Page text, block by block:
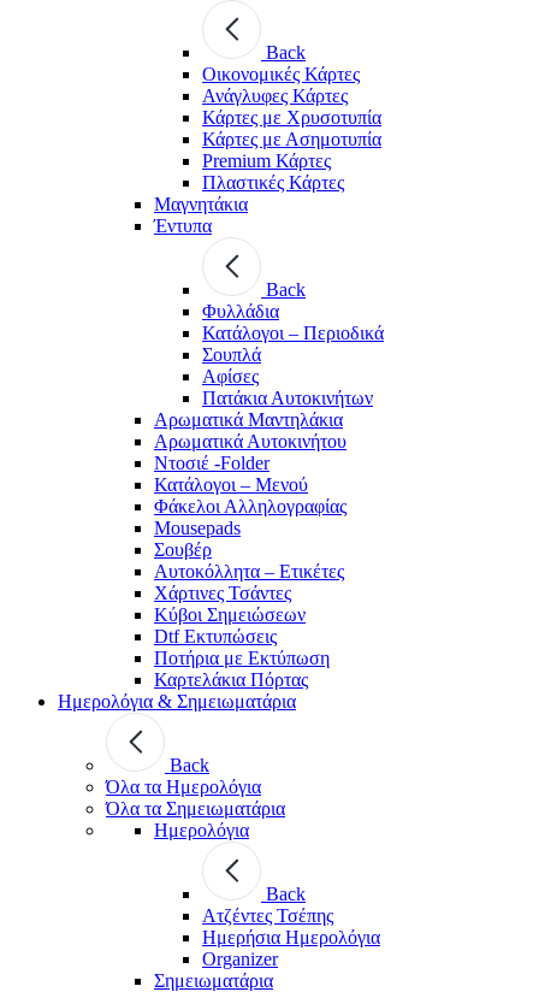
Back
Οικονομικές Κάρτες
Ανάγλυφες Κάρτες
Κάρτες με Χρυσοτυπία
Κάρτες με Ασημοτυπία
Premium Κάρτες
Πλαστικές Κάρτες
Μαγνητάκια
Έντυπα
Back
Φυλλάδια
Κατάλογοι – Περιοδικά
Σουπλά
Αφίσες
Πατάκια Αυτοκινήτων
Αρωματικά Μαντηλάκια
Αρωματικά Αυτοκινήτου
Ντοσιέ -Folder
Κατάλογοι – Μενού
Φάκελοι Αλληλογραφίας
Mousepads
Σουβέρ
Αυτοκόλλητα – Ετικέτες
Χάρτινες Τσάντες
Κύβοι Σημειώσεων
Dtf Εκτυπώσεις
Ποτήρια με Εκτύπωση
Καρτελάκια Πόρτας
Ημερολόγια & Σημειωματάρια
Back
Όλα τα Ημερολόγια
Όλα τα Σημειωματάρια
Ημερολόγια
Back
Ατζέντες Τσέπης
Ημερήσια Ημερολόγια
Organizer
Σημειωματάρια